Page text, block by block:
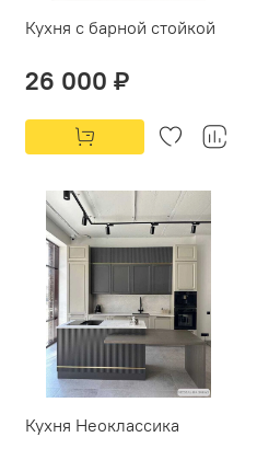
Кухня с барной стойкой
26 000 ₽
Кухня Неоклассика